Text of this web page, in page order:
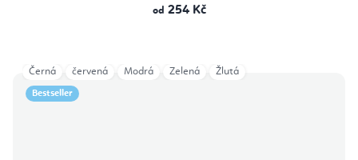
od 254 Kč
Bestseller
Černá červená Modrá Zelená Žlutá